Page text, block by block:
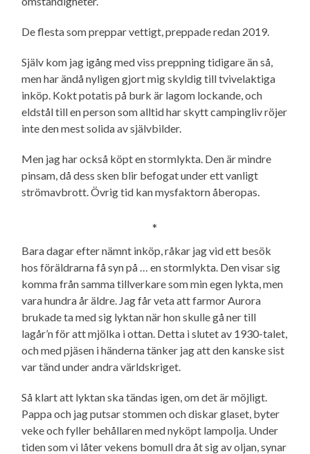
De flesta som preppar vettigt, preppade redan 2019.
Själv kom jag igång med viss preppning tidigare än så,
men har ändå nyligen gjort mig skyldig till tvivelaktiga
inköp. Kokt potatis på burk är lagom lockande, och
eldstål till en person som alltid har skytt campingliv röjer
inte den mest solida av självbilder.
Men jag har också köpt en stormlykta. Den är mindre
pinsam, då dess sken blir befogat under ett vanligt
strömavbrott. Övrig tid kan mysfaktorn åberopas.
*
Bara dagar efter nämnt inköp, råkar jag vid ett besök
hos föräldrarna få syn på … en stormlykta. Den visar sig
komma från samma tillverkare som min egen lykta, men
vara hundra år äldre. Jag får veta att farmor Aurora
brukade ta med sig lyktan när hon skulle gå ner till
lagår’n för att mjölka i ottan. Detta i slutet av 1930-talet,
och med pjäsen i händerna tänker jag att den kanske sist
var tänd under andra världskriget.
Så klart att lyktan ska tändas igen, om det är möjligt.
Pappa och jag putsar stommen och diskar glaset, byter
veke och fyller behållaren med nyköpt lampolja. Under
tiden som vi låter vekens bomull dra åt sig av oljan, synar